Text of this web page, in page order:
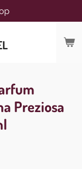
Preziosa